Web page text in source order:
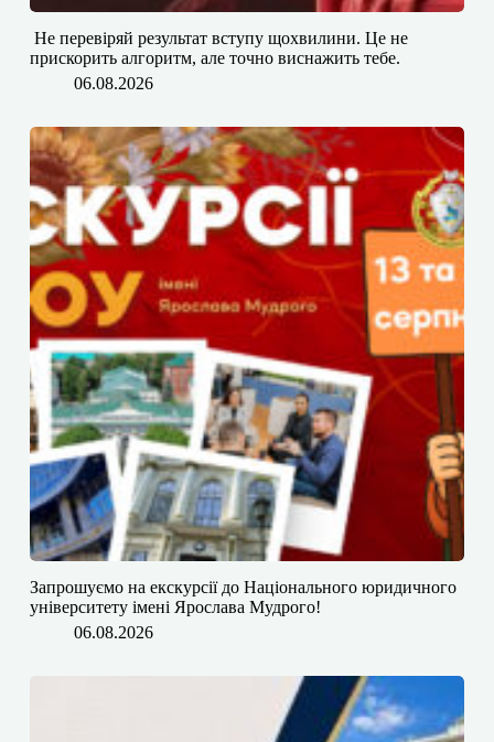
​​ Не перевіряй результат вступу щохвилини. Це не
прискорить алгоритм, але точно виснажить тебе.
06.08.2026
​​Запрошуємо на екскурсії до Національного юридичного
університету імені Ярослава Мудрого!
06.08.2026